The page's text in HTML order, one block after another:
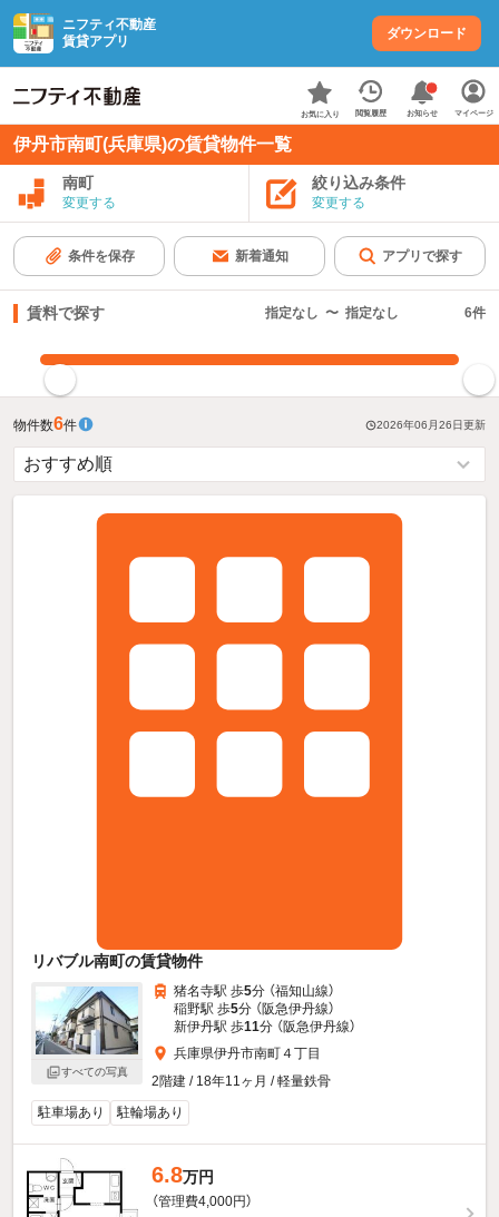
ニフティ不動産
賃貸アプリ
ダウンロード
お気に入り 閲覧履歴 お知らせ マイページ
伊丹市南町(兵庫県)の賃貸物件一覧
南町
変更する
絞り込み条件
変更する
条件を保存 新着通知 アプリで探す
賃料で探す 指定なし 〜 指定なし 6件
物件数6件 2026年06月26日更新
リバブル南町の賃貸物件
すべての写真
猪名寺駅 歩5分 （福知山線）
稲野駅 歩5分 （阪急伊丹線）
新伊丹駅 歩11分 （阪急伊丹線）
兵庫県伊丹市南町４丁目
2階建 / 18年11ヶ月 / 軽量鉄骨
駐車場あり
駐輪場あり
6.8万円
（管理費4,000円）